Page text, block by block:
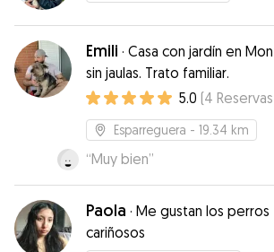
Emili · Casa con jardín en
sin jaulas. Trato familiar.
5.0 (4 Reservas
Esparreguera - 19.34 km
“Muy bien”
Paola · Me gustan los perros
cariñosos